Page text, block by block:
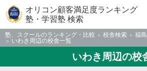
オリコン顧客満足度ランキング
塾・学習塾 検索
塾、スクールのランキング・比較 校舎検索
福
いわき周辺の校舎一覧
いわき周辺の校